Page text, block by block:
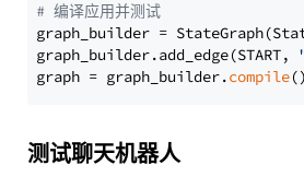
# 编译应用并测试
graph_builder =
graph_builder.add_edge(START,
graph = graph_builder.compile
测试聊天机器人